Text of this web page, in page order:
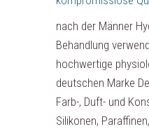
nach der Männer
Behandlung
hochwertige
deutschen Marke
Farb-, Duft- und
Silikonen,